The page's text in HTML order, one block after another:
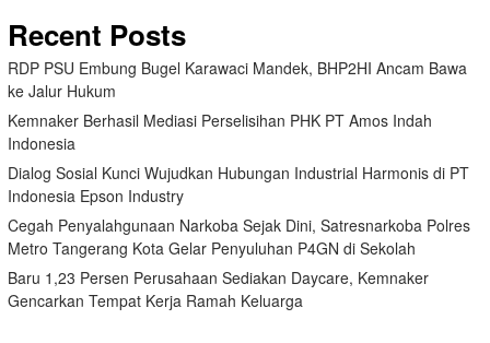
Recent Posts
RDP PSU Embung Bugel Karawaci Mandek, BHP2HI Ancam Bawa
ke Jalur Hukum
Kemnaker Berhasil Mediasi Perselisihan PHK PT Amos Indah
Indonesia
Dialog Sosial Kunci Wujudkan Hubungan Industrial Harmonis di PT
Indonesia Epson Industry
Cegah Penyalahgunaan Narkoba Sejak Dini, Satresnarkoba Polres
Metro Tangerang Kota Gelar Penyuluhan P4GN di Sekolah
Baru 1,23 Persen Perusahaan Sediakan Daycare, Kemnaker
Gencarkan Tempat Kerja Ramah Keluarga